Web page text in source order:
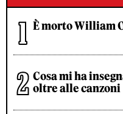
È morto William
Cosa mi ha
oltre alle canzoni